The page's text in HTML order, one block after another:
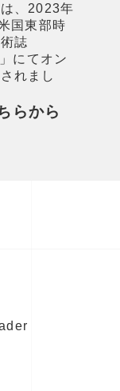
、2023年
国東部時
誌
にてオン
れまし
らから